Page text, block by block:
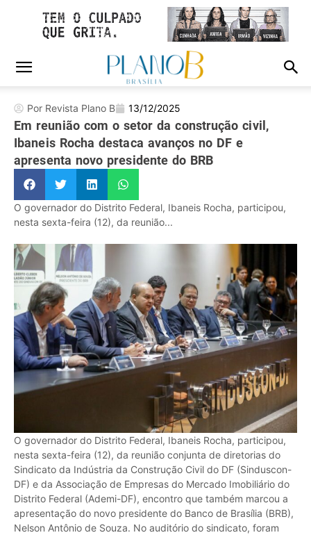
Por Revista Plano B 13/12/2025
Em reunião com o setor da construção civil,
Ibaneis Rocha destaca avanços no DF e
apresenta novo presidente do BRB
O governador do Distrito Federal, Ibaneis Rocha, participou,
nesta sexta-feira (12), da reunião...
O governador do Distrito Federal, Ibaneis Rocha, participou,
nesta sexta-feira (12), da reunião conjunta de diretorias do
Sindicato da Indústria da Construção Civil do DF (Sinduscon-
DF) e da Associação de Empresas do Mercado Imobiliário do
Distrito Federal (Ademi-DF), encontro que também marcou a
apresentação do novo presidente do Banco de Brasília (BRB),
Nelson Antônio de Souza. No auditório do sindicato, foram